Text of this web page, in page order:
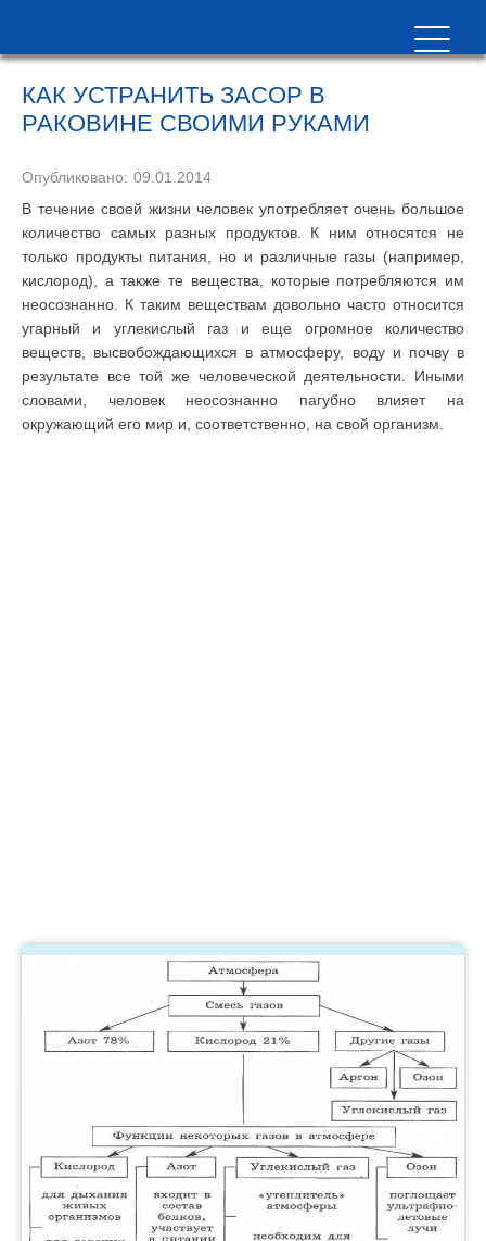
КАК УСТРАНИТЬ ЗАСОР В
РАКОВИНЕ СВОИМИ РУКАМИ
Опубликовано: 09.01.2014
В течение своей жизни человек употребляет очень большое
количество самых разных продуктов. К ним относятся не
только продукты питания, но и различные газы (например,
кислород), а также те вещества, которые потребляются им
неосознанно. К таким веществам довольно часто относится
угарный и углекислый газ и еще огромное количество
веществ, высвобождающихся в атмосферу, воду и почву в
результате все той же человеческой деятельности. Иными
словами, человек неосознанно пагубно влияет на
окружающий его мир и, соответственно, на свой организм.